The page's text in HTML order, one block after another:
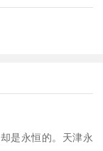
是永恒的。天津永